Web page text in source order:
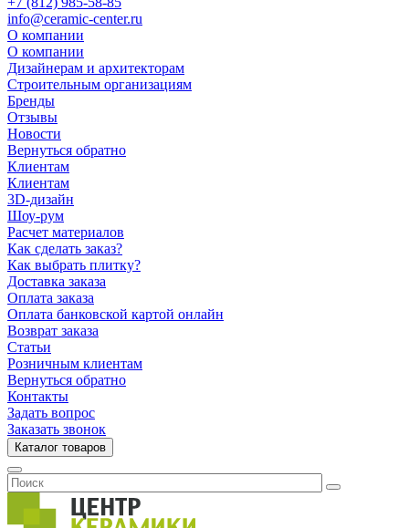
info@ceramic-center.ru
О компании
О компании
Дизайнерам и архитекторам
Строительным организациям
Бренды
Отзывы
Новости
Вернуться обратно
Клиентам
Клиентам
3D-дизайн
Шоу-рум
Расчет материалов
Как сделать заказ?
Как выбрать плитку?
Доставка заказа
Оплата заказа
Оплата банковской картой онлайн
Возврат заказа
Статьи
Розничным клиентам
Вернуться обратно
Контакты
Задать вопрос
Заказать звонок
Каталог товаров